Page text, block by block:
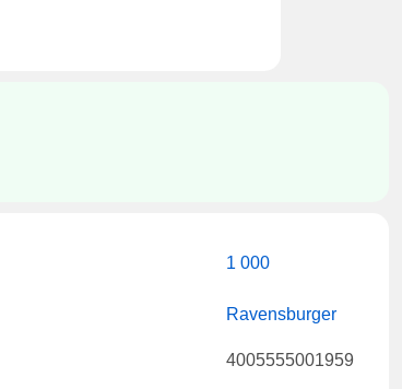
1 000
Ravensburger
4005555001959